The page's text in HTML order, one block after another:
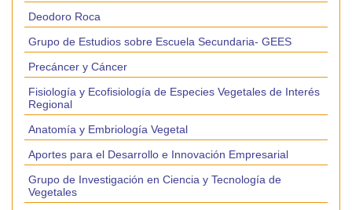
Deodoro Roca
Grupo de Estudios sobre Escuela Secundaria- GEES
Precáncer y Cáncer
Fisiología y Ecofisiología de Especies Vegetales de Interés
Regional
Anatomía y Embriología Vegetal
Aportes para el Desarrollo e Innovación Empresarial
Grupo de Investigación en Ciencia y Tecnología de
Vegetales